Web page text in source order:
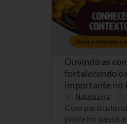
Ouvindo as
fortalecendo
importante no
Natália Lyra
Com
primeiro passo